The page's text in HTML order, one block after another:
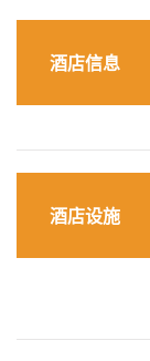
酒店信息
酒店设施